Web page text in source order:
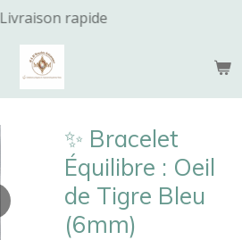
Livraison rapide
​✨ Bracelet
Équilibre : Oeil
de Tigre Bleu
(6mm)